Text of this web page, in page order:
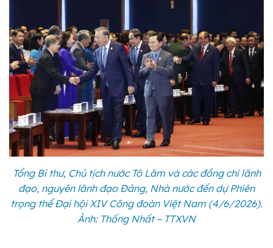
Tổng Bí thư, Chủ tịch nước Tô Lâm và các đồng chí lãnh
đạo, nguyên lãnh đạo Đảng, Nhà nước đến dự Phiên
trọng thể Đại hội XIV Công đoàn Việt Nam (4/6/2026).
Ảnh: Thống Nhất – TTXVN